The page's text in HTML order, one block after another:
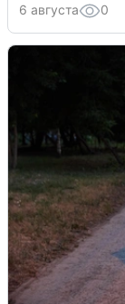
6 августа 0